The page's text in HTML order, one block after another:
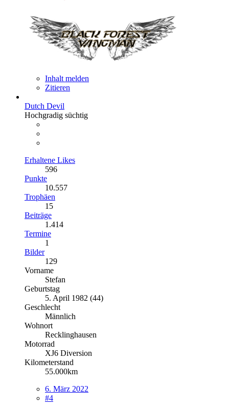
Inhalt melden
Zitieren
Dutch Devil
Hochgradig süchtig
Erhaltene Likes
596
Punkte
10.557
Trophäen
15
Beiträge
1.414
Termine
1
Bilder
129
Vorname
Stefan
Geburtstag
5. April 1982 (44)
Geschlecht
Männlich
Wohnort
Recklinghausen
Motorrad
XJ6 Diversion
Kilometerstand
55.000km
6. März 2022
#4